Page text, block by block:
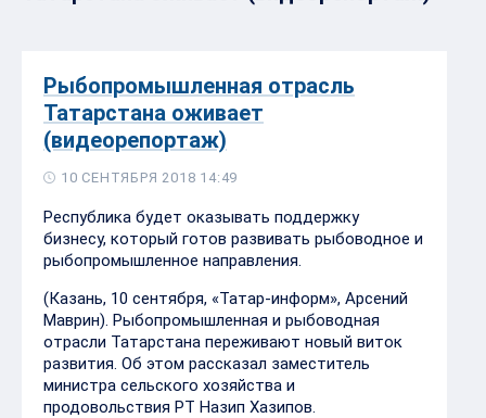
Рыбопромышленная отрасль
Татарстана оживает
(видеорепортаж)
10 СЕНТЯБРЯ 2018 14:49
Республика будет оказывать поддержку
бизнесу, который готов развивать рыбоводное и
рыбопромышленное направления.
(Казань, 10 сентября, «Татар-информ», Арсений
Маврин). Рыбопромышленная и рыбоводная
отрасли Татарстана переживают новый виток
развития. Об этом рассказал заместитель
министра сельского хозяйства и
продовольствия РТ Назип Хазипов.